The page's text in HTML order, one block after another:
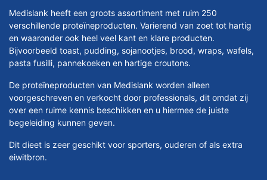
Medislank heeft een groots assortiment met ruim 250
verschillende proteïneproducten. Varierend van zoet tot hartig
en waaronder ook heel veel kant en klare producten.
Bijvoorbeeld toast, pudding, sojanootjes, brood, wraps, wafels,
pasta fusilli, pannekoeken en hartige croutons.
De proteïneproducten van Medislank worden alleen
voorgeschreven en verkocht door professionals, dit omdat zij
over een ruime kennis beschikken en u hiermee de juiste
begeleiding kunnen geven.
Dit dieet is zeer geschikt voor sporters, ouderen of als extra
eiwitbron.